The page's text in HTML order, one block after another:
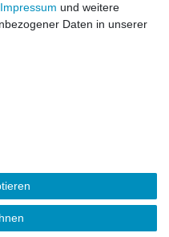
Impressum und weitere
Daten in unserer